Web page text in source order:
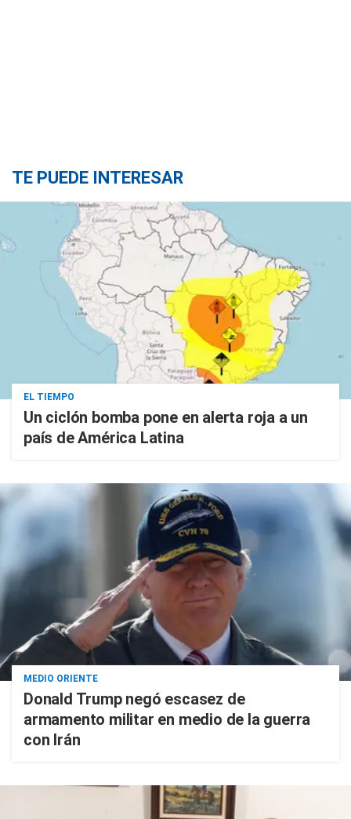
TE PUEDE INTERESAR
EL TIEMPO
Un ciclón bomba pone en alerta roja a un
país de América Latina
MEDIO ORIENTE
Donald Trump negó escasez de
armamento militar en medio de la guerra
con Irán